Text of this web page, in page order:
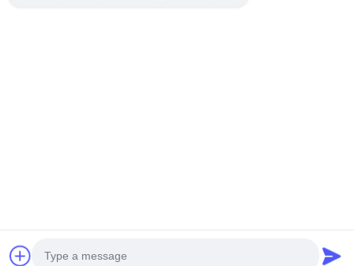
Senyao Heavy Truck International Trade Co., Ltd. . Alle Rechte